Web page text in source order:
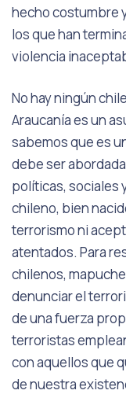
hecho costumbre
los que han
violencia
No hay ningún
Araucanía es un
sabemos que es
debe ser
políticas, sociales
chileno, bien
terrorismo ni
atentados. Para
chilenos,
denunciar el
de una fuerza
terroristas
con aquellos que
de nuestra